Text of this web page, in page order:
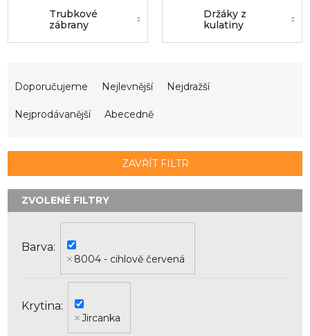
Trubkové
zábrany
Držáky z
kulatiny
r
o
Doporučujeme Nejlevnější Nejdražší
Nejprodávanější Abecedně
ZAVŘÍT FILTR
Barva
8004 - cihlově červená
Krytina
Jircanka